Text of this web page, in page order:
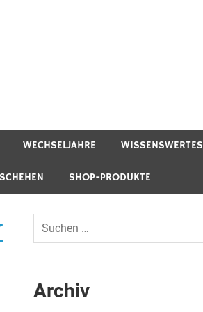
WECHSELJAHRE WISSENSWERTES
SHOP-PRODUKTE
Archiv